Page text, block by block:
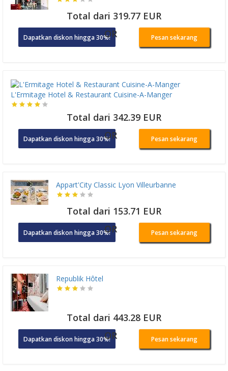
Total dari 319.77 EUR
Dapatkan diskon hingga 30%!OR Pesan sekarang
L'Ermitage Hotel & Restaurant Cuisine-A-Manger
Total dari 342.39 EUR
Dapatkan diskon hingga 30%!OR Pesan sekarang
Appart'City Classic Lyon Villeurbanne
Total dari 153.71 EUR
Dapatkan diskon hingga 30%!OR Pesan sekarang
Republik Hôtel
Total dari 443.28 EUR
Dapatkan diskon hingga 30%!OR Pesan sekarang